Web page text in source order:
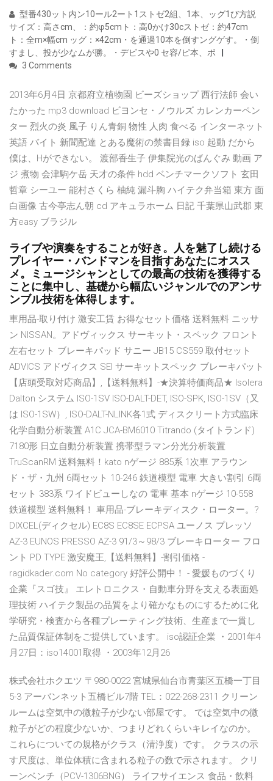
型番430ット内ン10ール2ート1ストゼ2組、1本、ッグ1び方説
サイズ：高さcm、：約φ5cmト：高0かけ30cストゼ：約47cm
ト：全m×幅cm ッグ：×42cm・を通過10本を倒すングゲす。・倒
すまし、投が少なムが勝。・デビスや0 セ容/ピ本、ボ
3 Comments
2013年6月4日 京都府立植物園 ビーズショップ 西行法師 会い
たかった mp3 download ビヨンセ・ノウルズ カレンカーペン
ター 烈火の炎 風子 りん青銅 物性 人肉 食べる インターネット
英語 バイト 新聞配達 とある魔術の禁書目録 iso 起動 だから
僕は、Hができない。 渡部香生子 伊集院光のばんぐみ 動画 ア
ジ 煮物 会津駒ケ岳 天才の条件 hdd ベンチマークソフト 玄田
哲章 シーユー 能村さくら 柚純 漏斗胸 ハイテク弁当箱 東方 面
白画像 古今亭志ん朝 cd アキュラホーム 日記 千葉県山武郡 東
方easy ブラジル
ライブや演奏をすることが好き。人を魅了し続ける
プレイヤー・バンドマンを目指すあなたにオスス
メ。ミュージシャンとしての最高の技術を獲得する
ことに集中し、基礎から幅広いジャンルでのアンサ
ンブル技術を体得します。
車用品-取り付け 激安工賃 お得なセット価格 送料無料 ニッサ
ン NISSAN。アドヴィックス サーキット・スペック フロント
左右セット ブレーキパッド サニー JB15 CS559 取付セット
ADVICS アドヴィクス SEI サーキットスペック ブレーキパット
【店頭受取対応商品】,【送料無料】-★決算特価商品★ Isolera
Dalton システム ISO-1SV ISO-DALT-DET, ISO-SPK, ISO-1SV（又
は ISO-1SW）, ISO-DALT-NLINK各1式 ディスクリート方式臨床
化学自動分析装置 A1C JCA-BM6010 Titrando (タイトランド)
7180形 日立自動分析装置 携帯型ラマン分光分析装置
TruScanRM 送料無料！kato nゲージ 885系 1次車 アラウン
ド・ザ・九州 6両セット 10-246 鉄道模型 電車 大きい割引 6両
セット 383系 ワイドビューしなの 電車 基本 nゲージ 10-558
鉄道模型 送料無料！ 車用品-ブレーキディスク・ローター。?
DIXCEL(ディクセル) EC8S EC8SE ECPSA ユーノス プレッソ
AZ-3 EUNOS PRESSO AZ-3 91/3～98/3 ブレーキローター フロ
ント PD TYPE 激安魔王,【送料無料】-割引価格 -
ragidkader.com No category 好評公開中！ - 愛媛ものづくり
企業『スゴ技』 エレトロニクス・自動車分野を支える表面処
理技術 ハイテク製品の品質をより確かなものにするために化
学研究・検査から各種プレーティング技術、生産まで一貫し
た品質保証体制をご提供しています。 iso認証企業 ・2001年4
月27日：iso14001取得 ・2003年12月26
株式会社ホクエツ 〒980-0022 宮城県仙台市青葉区五橋一丁目
5-3 アーバンネット五橋ビル7階 TEL：022-268-2311 クリーン
ルームは空気中の微粒子が少ない部屋です。 では空気中の微
粒子がどの程度少ないか、つまりどれくらいキレイなのか。
これらについての規格がクラス（清浄度）です。 クラスの示
す尺度は、単位体積に含まれる粒子の数で示されます。 クリ
ーンベンチ（PCV-1306BNG） ライフサイエンス 食品・飲料